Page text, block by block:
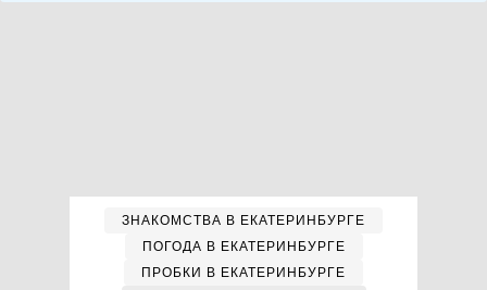
ЗНАКОМСТВА В ЕКАТЕРИНБУРГЕ
ПОГОДА В ЕКАТЕРИНБУРГЕ
ПРОБКИ В ЕКАТЕРИНБУРГЕ